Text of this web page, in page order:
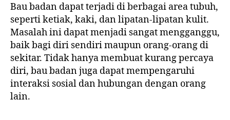
Bau badan dapat terjadi di berbagai area tubuh,
seperti ketiak, kaki, dan lipatan-lipatan kulit.
Masalah ini dapat menjadi sangat mengganggu,
baik bagi diri sendiri maupun orang-orang di
sekitar. Tidak hanya membuat kurang percaya
diri, bau badan juga dapat mempengaruhi
interaksi sosial dan hubungan dengan orang
lain.